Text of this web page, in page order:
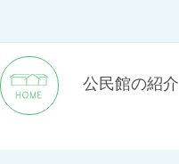
公民館の紹介